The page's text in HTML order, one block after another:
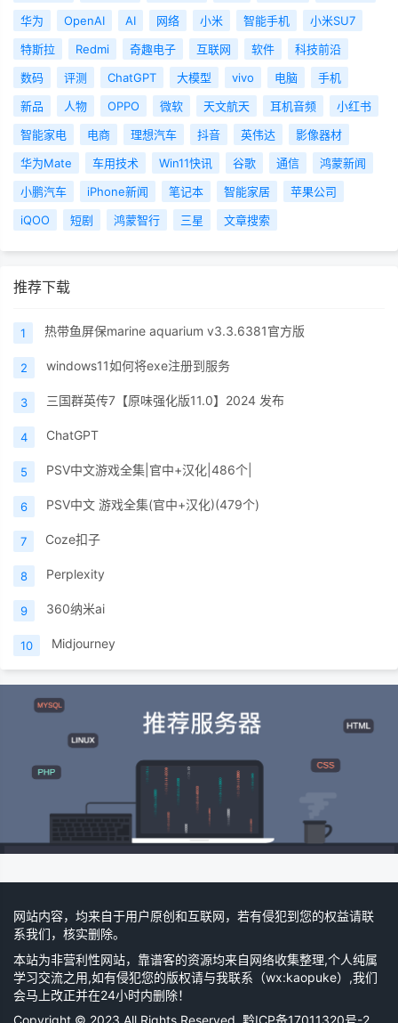
华为
OpenAI AI 网络 小米 智能手机
小米SU7
特斯拉
Redmi 奇趣电子 互联网 软件
科技前沿
数码
评测 ChatGPT 大模型 vivo 电脑
手机
新品
人物 OPPO 微软 天文航天 耳机音频
小红书
智能家电
电商 理想汽车 抖音 英伟达
影像器材
华为Mate
车用技术 Win11快讯 谷歌 通信
鸿蒙新闻
小鹏汽车
iPhone新闻 笔记本 智能家居
苹果公司
iQOO
短剧 鸿蒙智行 三星 文章搜索
推荐下载
1 热带鱼屏保marine aquarium v3.3.6381官方版
2 windows11如何将exe注册到服务
3 三国群英传7【原味强化版11.0】2024 发布
4 ChatGPT
5 PSV中文游戏全集|官中+汉化|486个|
6 PSV中文 游戏全集(官中+汉化)(479个)
7 Coze扣子
8 Perplexity
9 360纳米ai
10 Midjourney
网站内容，均来自于用户原创和互联网，若有侵犯到您的权益请联
系我们，核实删除。
本站为非营利性网站，靠谱客的资源均来自网络收集整理,个人纯属
学习交流之用,如有侵犯您的版权请与我联系（wx:kaopuke）,我们
会马上改正并在24小时内删除！